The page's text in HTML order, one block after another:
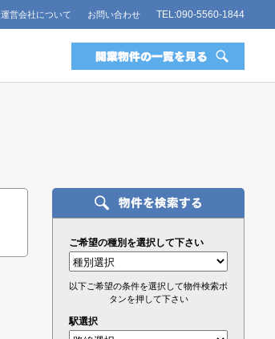
運営会社について お問い合わせ TEL:090-5560-1844
ご希望の種別を選択して下さい
以下ご希望の条件を選択して物件検索ボ
タンを押して下さい
駅選択